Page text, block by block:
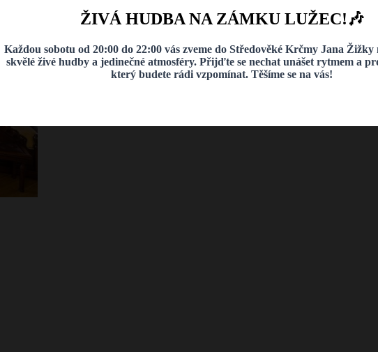
ŽIVÁ HUDBA NA ZÁMKU LUŽEC!🎶
Každou sobotu od 20:00 do 22:00 vás zveme do Středověké Krčmy Jana Žižky
skvělé živé hudby a jedinečné atmosféry. Přijďte se nechat unášet rytmem a
který budete rádi vzpomínat. Těšíme se na vás!